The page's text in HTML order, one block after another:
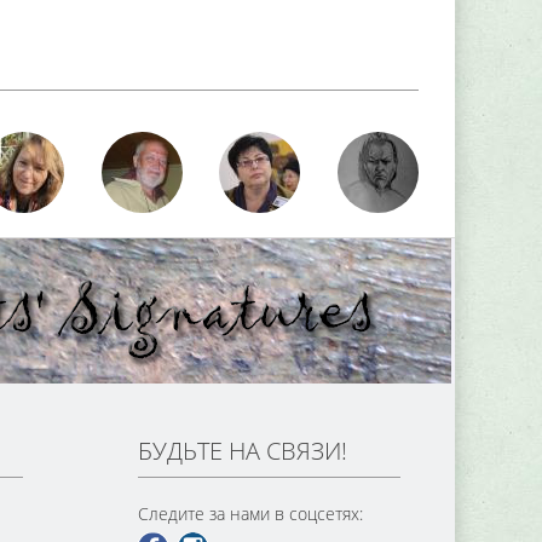
БУДЬТЕ НА СВЯЗИ!
Следите за нами в соцсетях: